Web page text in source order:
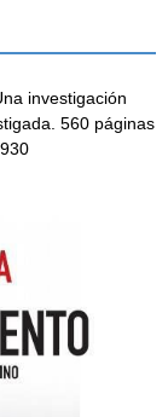
investigación
560 páginas